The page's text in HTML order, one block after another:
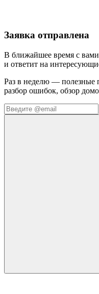
Заявка отправлена
В ближайшее время с
и ответит на
Раз в неделю — полезные
разбор ошибок, обзор